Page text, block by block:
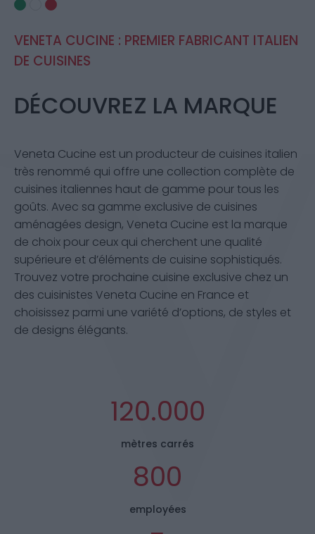
VENETA CUCINE : PREMIER FABRICANT ITALIEN
DE CUISINES
DÉCOUVREZ LA MARQUE
Veneta Cucine est un producteur de cuisines italien
très renommé qui offre une collection complète de
cuisines italiennes haut de gamme pour tous les
goûts. Avec sa gamme exclusive de cuisines
aménagées design, Veneta Cucine est la marque
de choix pour ceux qui cherchent une qualité
supérieure et d’éléments de cuisine sophistiqués.
Trouvez votre prochaine cuisine exclusive chez un
des cuisinistes Veneta Cucine en France et
choisissez parmi une variété d’options, de styles et
de designs élégants.
120.000
mètres carrés
800
employées